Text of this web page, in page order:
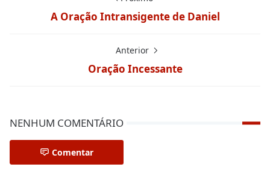
A Oração Intransigente de Daniel
Anterior
Oração Incessante
NENHUM COMENTÁRIO
Comentar